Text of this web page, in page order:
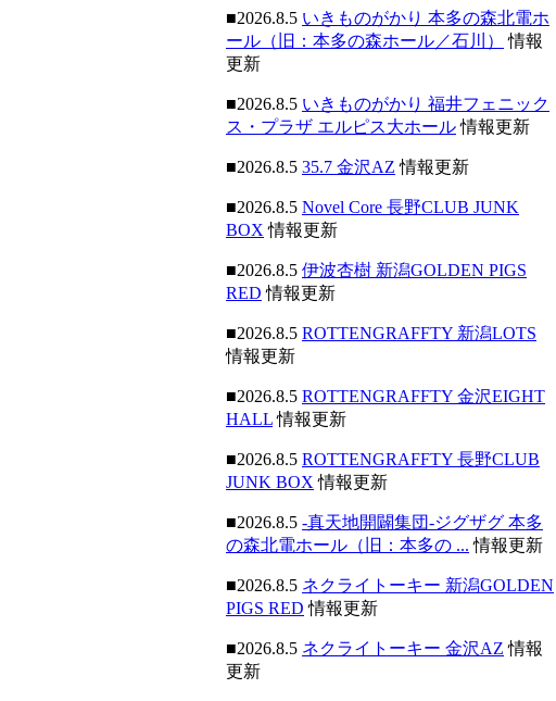
■2026.8.5 いきものがかり 本多の森北電ホ
ール（旧：本多の森ホール／石川）
情報
更新
■2026.8.5 いきものがかり 福井フェニック
ス・プラザ エルピス大ホール情報更新
■2026.8.5 35.7 金沢AZ 情報更新
■2026.8.5 Novel Core 長野CLUB JUNK
BOX 情報更新
■2026.8.5 伊波杏樹 新潟GOLDEN PIGS
RED 情報更新
■2026.8.5 ROTTENGRAFFTY 新潟LOTS
情報更新
■2026.8.5 ROTTENGRAFFTY 金沢EIGHT
HALL情報更新
■2026.8.5 ROTTENGRAFFTY 長野CLUB
JUNK BOX 情報更新
■2026.8.5 -真天地開闢集団-ジグザグ 本多
の森北電ホール（旧：本多の ... 情報更新
■2026.8.5 ネクライトーキー 新潟GOLDEN
PIGS RED 情報更新
■2026.8.5 ネクライトーキー 金沢AZ 情報
更新